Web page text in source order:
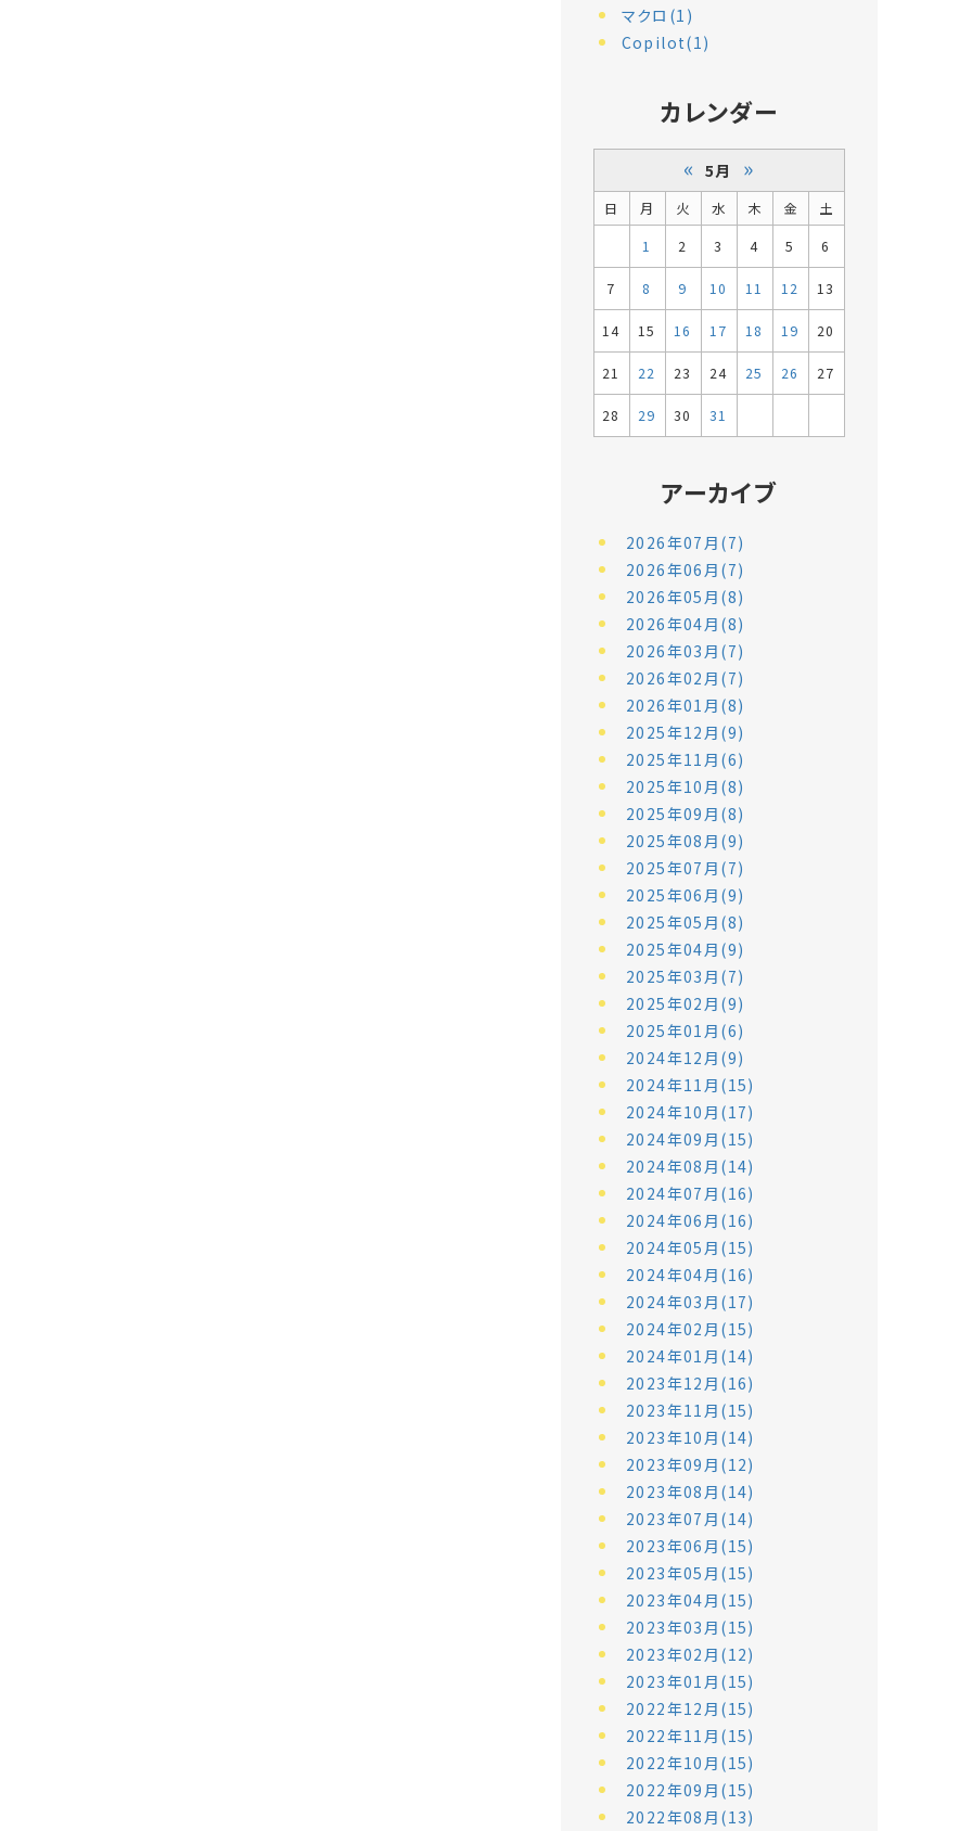
マクロ(1)
Copilot(1)
カレンダー
« 5月 »
日 月 火 水 木 金
土
1
2 3 4 5 6
7 8 9 10 11 12 13
14 15 16 17 18 19 20
21 22 23 24 25 26 27
28 29 30 31
アーカイブ
2026年07月(7)
2026年06月(7)
2026年05月(8)
2026年04月(8)
2026年03月(7)
2026年02月(7)
2026年01月(8)
2025年12月(9)
2025年11月(6)
2025年10月(8)
2025年09月(8)
2025年08月(9)
2025年07月(7)
2025年06月(9)
2025年05月(8)
2025年04月(9)
2025年03月(7)
2025年02月(9)
2025年01月(6)
2024年12月(9)
2024年11月(15)
2024年10月(17)
2024年09月(15)
2024年08月(14)
2024年07月(16)
2024年06月(16)
2024年05月(15)
2024年04月(16)
2024年03月(17)
2024年02月(15)
2024年01月(14)
2023年12月(16)
2023年11月(15)
2023年10月(14)
2023年09月(12)
2023年08月(14)
2023年07月(14)
2023年06月(15)
2023年05月(15)
2023年04月(15)
2023年03月(15)
2023年02月(12)
2023年01月(15)
2022年12月(15)
2022年11月(15)
2022年10月(15)
2022年09月(15)
2022年08月(13)